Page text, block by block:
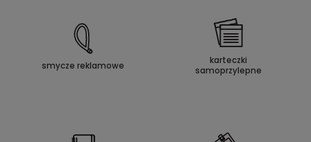
smycze reklamowe
karteczki
samoprzylepne